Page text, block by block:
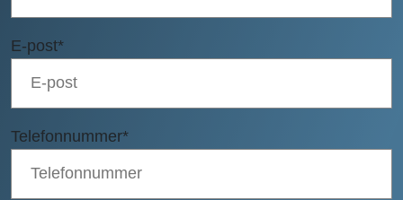
E-post*
Telefonnummer*